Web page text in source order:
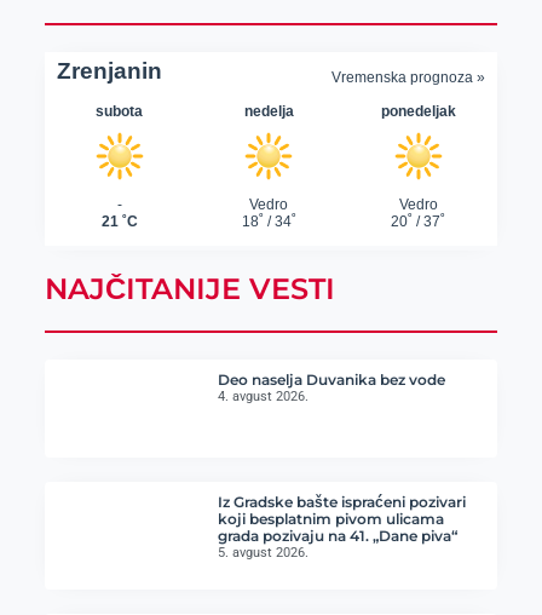
NAJČITANIJE VESTI
Deo naselja Duvanika bez vode
4. avgust 2026.
Iz Gradske bašte ispraćeni pozivari
koji besplatnim pivom ulicama
grada pozivaju na 41. „Dane piva“
5. avgust 2026.